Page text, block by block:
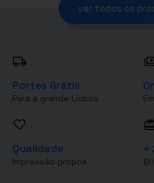
ver todos os
Portes Grátis
Para a grande Lisboa
Qualidade
Impressão própria
+